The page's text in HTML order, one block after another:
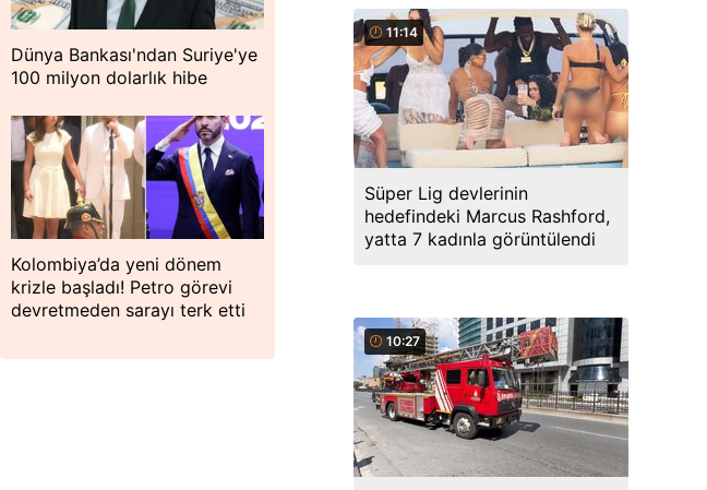
Dünya Bankası'ndan Suriye'ye
100 milyon dolarlık hibe
Kolombiya’da yeni dönem
krizle başladı! Petro görevi
devretmeden sarayı terk etti
11:14
Süper Lig devlerinin
hedefindeki Marcus Rashford,
yatta 7 kadınla görüntülendi
10:27